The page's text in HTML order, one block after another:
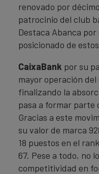
renovado por
patrocinio del club
Destaca Abanca
posicionado de
CaixaBank por su
mayor operación
finalizando la
pasa a formar parte
Gracias a este
su valor de marca
18 puestos en el
67. Pese a todo, no
competitividad en